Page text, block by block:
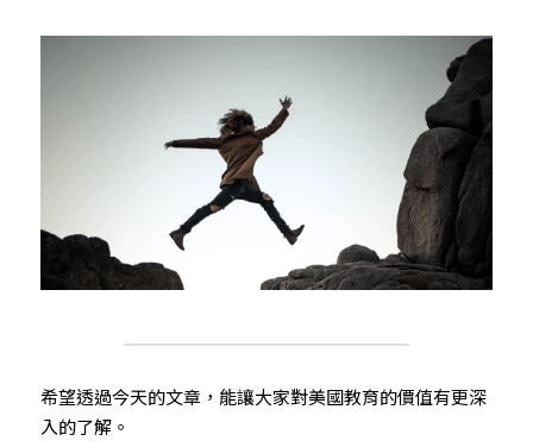
希望透過今天的文章，能讓大家對美國教育的價值有更深
入的了解。